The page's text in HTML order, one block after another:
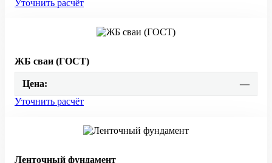
Уточнить расчёт
ЖБ сваи (ГОСТ)
Цена:
—
Уточнить расчёт
Ленточный фундамент